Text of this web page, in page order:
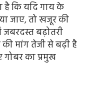
कि यदि गाय के
जाए, तो खजूर की
बढ़ोतरी
की मांग तेजी से बढ़ी है
का प्रमुख